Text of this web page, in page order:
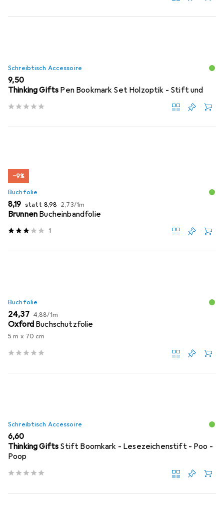
Schreibtisch Accessoire
EUR
9,50
Thinking Gifts Pen Bookmark Set Holzoptik - Stift und
−9%
Buchfolie
EUR
8,19 statt EUR
8,98 EUR
2,73/1m
Brunnen Bucheinbandfolie
1
Buchfolie
EUR
24,37 EUR
4,88/1m
Oxford Buchschutzfolie
5 m x 70 cm
Schreibtisch Accessoire
EUR
6,60
Thinking Gifts Stift Boomkark - Lesezeichenstift - Poo -
Poop